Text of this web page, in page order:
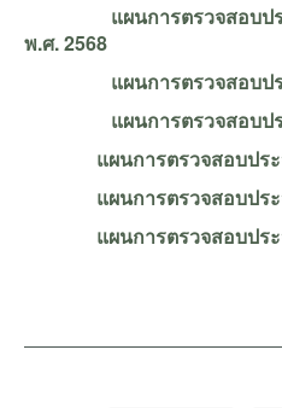
แผนการตรวจสอบ
พ.ศ. 2568
แผนการตรวจสอบป
แผนการตรวจสอบป
แผนการตรวจสอบปร
แผนการตรวจสอบปร
แผนการตรวจสอบปร